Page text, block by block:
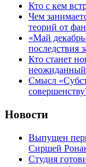
Кто с кем
Чем
теорий от
«Май
последствия
Кто станет
Cмысл
Новости
Выпущен
Сиршей
Студия